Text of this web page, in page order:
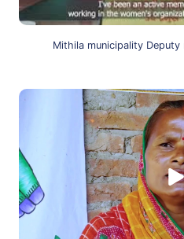
Mithila municipality Deputy